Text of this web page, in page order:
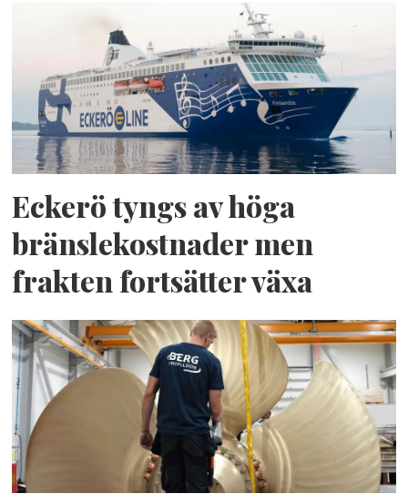
Eckerö tyngs av höga
bränslekostnader men
frakten fortsätter växa